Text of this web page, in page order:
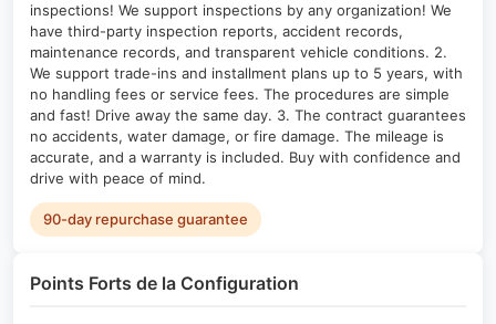
inspections! We support inspections by any organization! We
have third-party inspection reports, accident records,
maintenance records, and transparent vehicle conditions. 2.
We support trade-ins and installment plans up to 5 years, with
no handling fees or service fees. The procedures are simple
and fast! Drive away the same day. 3. The contract guarantees
no accidents, water damage, or fire damage. The mileage is
accurate, and a warranty is included. Buy with confidence and
drive with peace of mind.
90-day repurchase guarantee
Points Forts de la Configuration